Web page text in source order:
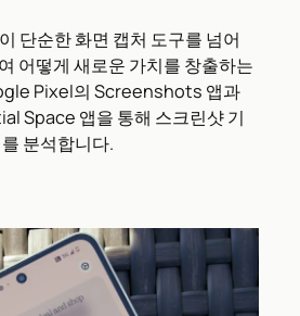
단순한 화면 캡처 도구를 넘어
어떻게 새로운 가치를 창출하는
Pixel의 Screenshots 앱과
Space 앱을 통해 스크린샷 기
분석합니다.